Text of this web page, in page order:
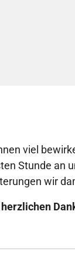
viel
Stunde an
wir